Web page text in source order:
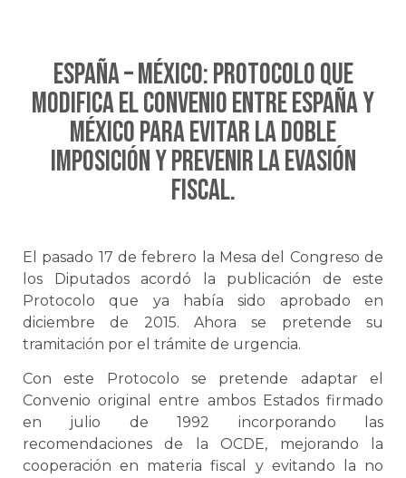
ESPAÑA – MÉXICO: Protocolo que
modifica el Convenio entre España y
México para evitar la doble
imposición y prevenir la evasión
fiscal.
El pasado 17 de febrero la Mesa del Congreso de
los Diputados acordó la publicación de este
Protocolo que ya había sido aprobado en
diciembre de 2015. Ahora se pretende su
tramitación por el trámite de urgencia.
Con este Protocolo se pretende adaptar el
Convenio original entre ambos Estados firmado
en julio de 1992 incorporando las
recomendaciones de la OCDE, mejorando la
cooperación en materia fiscal y evitando la no